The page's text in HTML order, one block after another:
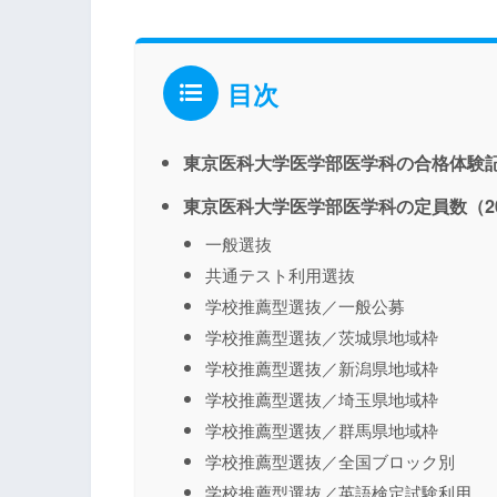
目次
東京医科大学医学部医学科の合格体験
東京医科大学医学部医学科の定員数（
一般選抜
共通テスト利用選抜
学校推薦型選抜／一般公募
学校推薦型選抜／茨城県地域枠
学校推薦型選抜／新潟県地域枠
学校推薦型選抜／埼玉県地域枠
学校推薦型選抜／群馬県地域枠
学校推薦型選抜／全国ブロック別
学校推薦型選抜／英語検定試験利用